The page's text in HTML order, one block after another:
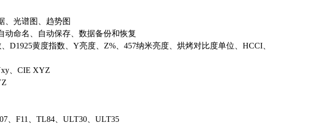
、光谱图、趋势图
动命名、自动保存、数据备份和恢复
D1925黄度指数、Y亮度、Z%、457纳米亮度、烘烤对比度单位、HCCI、
、CIE XYZ
、F11、TL84、ULT30、ULT35